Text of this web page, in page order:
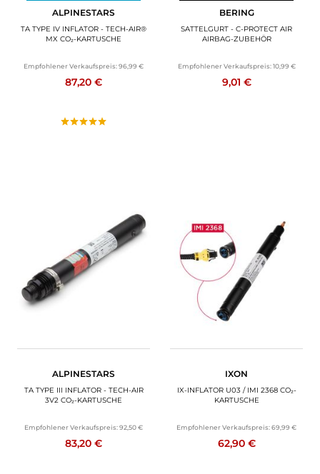
ALPINESTARS
TA TYPE IV INFLATOR - TECH-AIR®
MX CO₂-KARTUSCHE
Empfohlener Verkaufspreis:96,99 €
87,20 €
BERING
SATTELGURT - C-PROTECT AIR
AIRBAG-ZUBEHÖR
Empfohlener Verkaufspreis: 10,99 €
9,01 €
ALPINESTARS
TA TYPE III INFLATOR - TECH-AIR
3V2 CO₂-KARTUSCHE
Empfohlener Verkaufspreis:92,50 €
83,20 €
IXON
IX-INFLATOR U03 / IMI 2368 CO₂-
KARTUSCHE
Empfohlener Verkaufspreis:69,99 €
62,90 €